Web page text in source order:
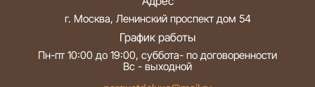
г. Москва, Ленинский проспект дом 54
График работы
Пн-пт 10:00 до 19:00, суббота- по договоренности
Вс - выходной